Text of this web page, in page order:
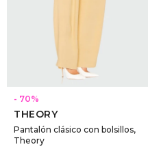
SELECCIONAR TALLE
70
THEORY
Pantalón clásico con bolsillos,
Theory